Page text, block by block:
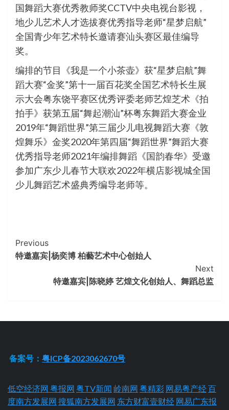
国舞蹈大赛优秀教师奖CCTV中央电视台影视，
地少儿艺术人才选拔赛优秀指导老师“星梦启航”
全国青少年艺术特长邀请赛汕头赛区最佳编导
奖。
编排的节目《我是一个小茶壶》获“星梦启航”舞
蹈大赛“金奖”第十一届百花奖全国艺术特长生展
示大会粤东饶平赛区优秀评委老师艺煌芝术《拍
拍手》获第五届“舞起潮汕”杯粤东舞蹈大赛金业
2019年“舞蹈世界”第三届少儿电视舞蹈大赛《敦
煌舞乐》金奖2020年第四届“舞蹈世界”舞蹈大赛
优秀指导老师2021年编排舞蹈《国韵春华》受邀
参加广东少儿春节大联欢2022年横店影视城全国
少儿舞蹈艺术盛典秀编导老师等。
Continue
Reading
Previous
特邀嘉宾|杨奕博 柏藝艺术中心创始人
Next
特邀嘉宾|陈晓婷 艺煌文化创始人、舞蹈总监
备案号：粤ICP备2023062670号
低空经济网 粤报网 粤TV新闻 岭南网 粤精彩 网易粤产经百
度南方发展网 搜狐南方发展网 东方财富壹财经 网易广东报